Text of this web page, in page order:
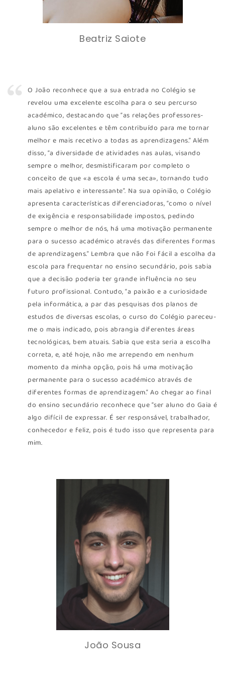
Beatriz Saiote
O João reconhece que a sua entrada no Colégio se
revelou uma excelente escolha para o seu percurso
académico, destacando que “as relações professores-
aluno são excelentes e têm contribuído para me tornar
melhor e mais recetivo a todas as aprendizagens.” Além
disso, “a diversidade de atividades nas aulas, visando
sempre o melhor, desmistificaram por completo o
conceito de que «a escola é uma seca», tornando tudo
mais apelativo e interessante”. Na sua opinião, o Colégio
apresenta características diferenciadoras, “como o nível
de exigência e responsabilidade impostos, pedindo
sempre o melhor de nós, há uma motivação permanente
para o sucesso académico através das diferentes formas
de aprendizagens.” Lembra que não foi fácil a escolha da
escola para frequentar no ensino secundário, pois sabia
que a decisão poderia ter grande influência no seu
futuro profissional. Contudo, “a paixão e a curiosidade
pela informática, a par das pesquisas dos planos de
estudos de diversas escolas, o curso do Colégio pareceu-
me o mais indicado, pois abrangia diferentes áreas
tecnológicas, bem atuais. Sabia que esta seria a escolha
correta, e, até hoje, não me arrependo em nenhum
momento da minha opção, pois há uma motivação
permanente para o sucesso académico através de
diferentes formas de aprendizagem.” Ao chegar ao final
do ensino secundário reconhece que “ser aluno do Gaia é
algo difícil de expressar. É ser responsável, trabalhador,
conhecedor e feliz, pois é tudo isso que representa para
mim.
João Sousa